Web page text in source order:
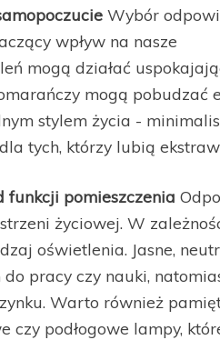
Wybór
wpływ na nasze
mogą działać
mogą pobudzać
stylem życia -
tych, którzy lubią
funkcji pomieszczenia
życiowej. W
oświetlenia. Jasne,
pracy czy nauki,
Warto również
czy podłogowe lampy,